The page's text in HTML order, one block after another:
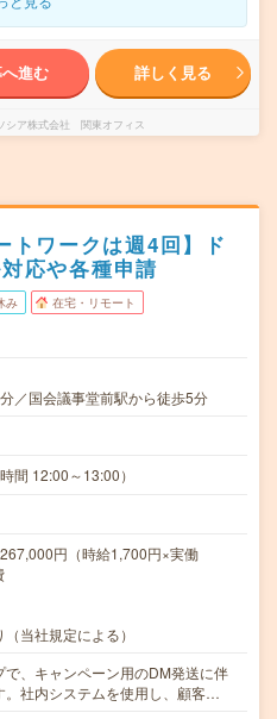
進む 詳しく見る
シア株式会社 関東オフィス
トワークは週4回】ド
応や各種申請
み 在宅・リモート
／国会議事堂前駅から徒歩5分
間 12:00～13:00）
円（時給1,700円×実働
当社規定による）
で、キャンペーン用のDM発送に伴
。社内システムを使用し、顧客…